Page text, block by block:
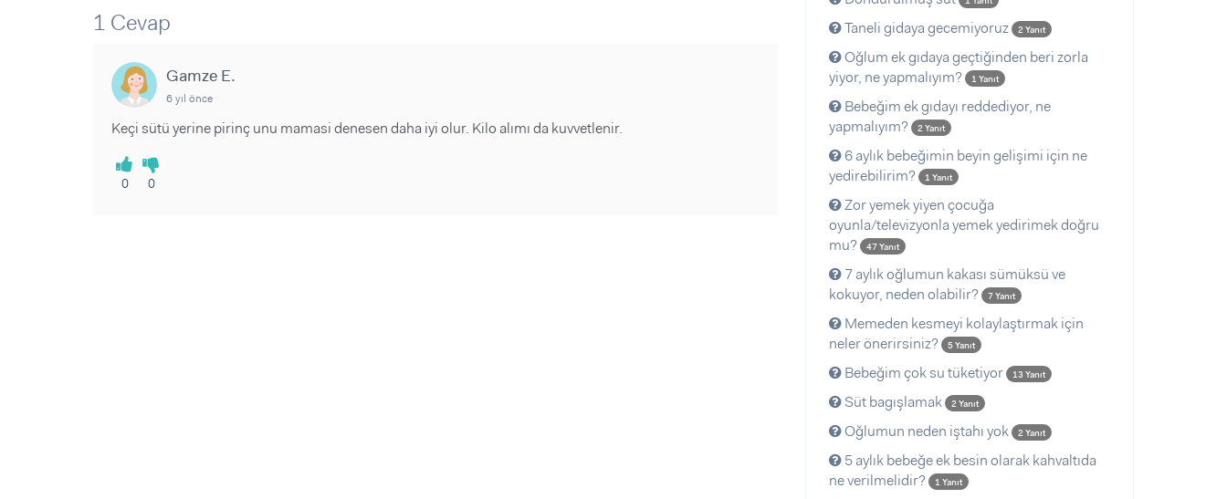
Makaleler
1 Cevap
Gamze E.
6 yıl önce
Keçi sütü yerine pirinç unu mamasi denesen daha iyi olur. Kilo alımı da kuvvetlenir.
0 0
Taneli gidaya gecemiyoruz 2 Yanıt
Oğlum ek gıdaya geçtiğinden beri zorla
yiyor, ne yapmalıyım?
1 Yanıt
Bebeğim ek gıdayı reddediyor, ne
yapmalıyım?
2 Yanıt
6 aylık bebeğimin beyin gelişimi için ne
yedirebilirim?
1 Yanıt
Zor yemek yiyen çocuğa
oyunla/televizyonla yemek yedirimek doğru
mu?
47 Yanıt
7 aylık oğlumun kakası sümüksü ve
kokuyor, neden olabilir?
7 Yanıt
Memeden kesmeyi kolaylaştırmak için
neler önerirsiniz?
5 Yanıt
Bebeğim çok su tüketiyor 13 Yanıt
Süt bagışlamak 2 Yanıt
Oğlumun neden iştahı yok 2 Yanıt
5 aylık bebeğe ek besin olarak kahvaltıda
ne verilmelidir?
1 Yanıt